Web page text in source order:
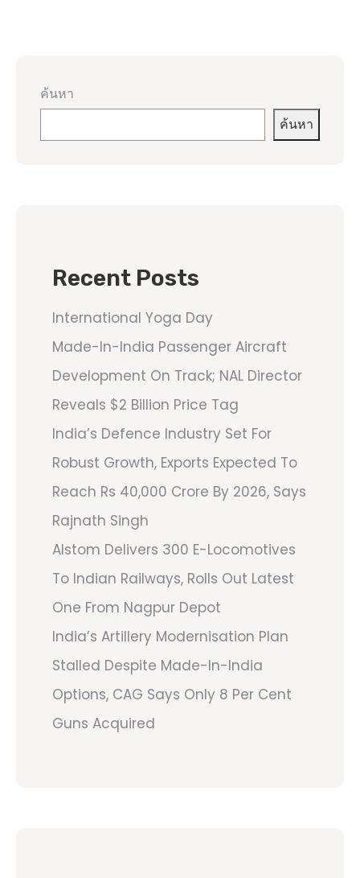
ค้นหา
ค้นหา
Recent Posts
International Yoga Day
Made-In-India Passenger Aircraft
Development On Track; NAL Director
Reveals $2 Billion Price Tag
India’s Defence Industry Set For
Robust Growth, Exports Expected To
Reach Rs 40,000 Crore By 2026, Says
Rajnath Singh
Alstom Delivers 300 E-Locomotives
To Indian Railways, Rolls Out Latest
One From Nagpur Depot
India’s Artillery Modernisation Plan
Stalled Despite Made-In-India
Options, CAG Says Only 8 Per Cent
Guns Acquired